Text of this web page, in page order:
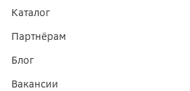
Каталог
Партнёрам
Блог
Вакансии